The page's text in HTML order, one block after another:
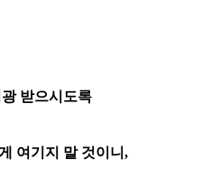
받으시도록
여기지 말 것이니,